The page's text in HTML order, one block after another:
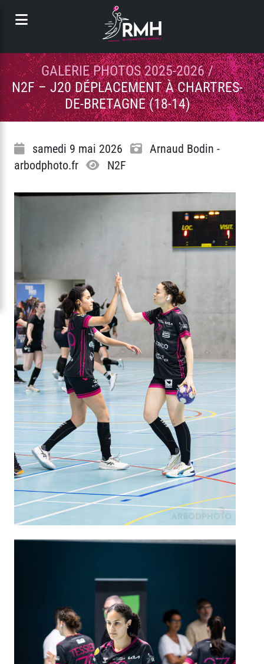
GALERIE PHOTOS 2025-2026/
N2F – J20 DÉPLACEMENT À CHARTRES-
DE-BRETAGNE (18-14)
samedi 9 mai 2026
Arnaud Bodin -
arbodphoto.fr
N2F
Panneau de gestion des cookies